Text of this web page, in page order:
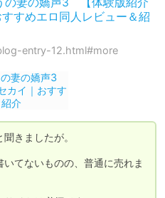
すめエロ同人レビュー＆紹
entry-12.html#more
きましたが。
てないものの、普通に売れま